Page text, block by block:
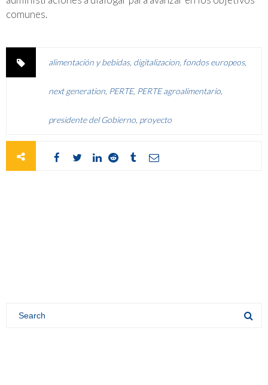
comunes.
alimentación y bebidas, digitalizacion fondos europeos,
next generation PERTE, PERTE agroalimentario
presidente del Gobierno proyecto